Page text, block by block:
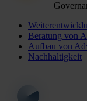
Beratung von
Aufbau von
Nachhaltigkeit